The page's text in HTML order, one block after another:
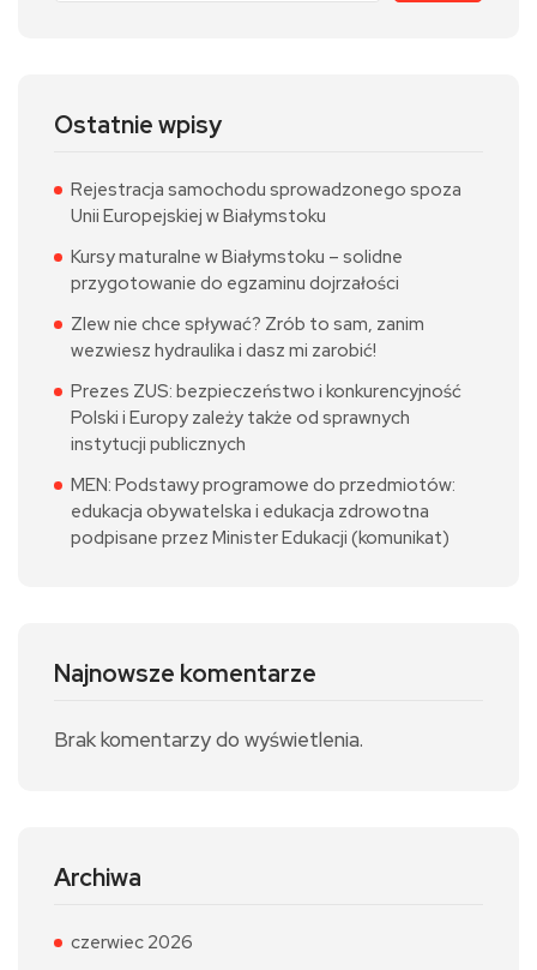
Ostatnie wpisy
Rejestracja samochodu sprowadzonego spoza
Unii Europejskiej w Białymstoku
Kursy maturalne w Białymstoku – solidne
przygotowanie do egzaminu dojrzałości
Zlew nie chce spływać? Zrób to sam, zanim
wezwiesz hydraulika i dasz mi zarobić!
Prezes ZUS: bezpieczeństwo i konkurencyjność
Polski i Europy zależy także od sprawnych
instytucji publicznych
MEN: Podstawy programowe do przedmiotów:
edukacja obywatelska i edukacja zdrowotna
podpisane przez Minister Edukacji (komunikat)
Najnowsze komentarze
Brak komentarzy do wyświetlenia.
Archiwa
czerwiec 2026